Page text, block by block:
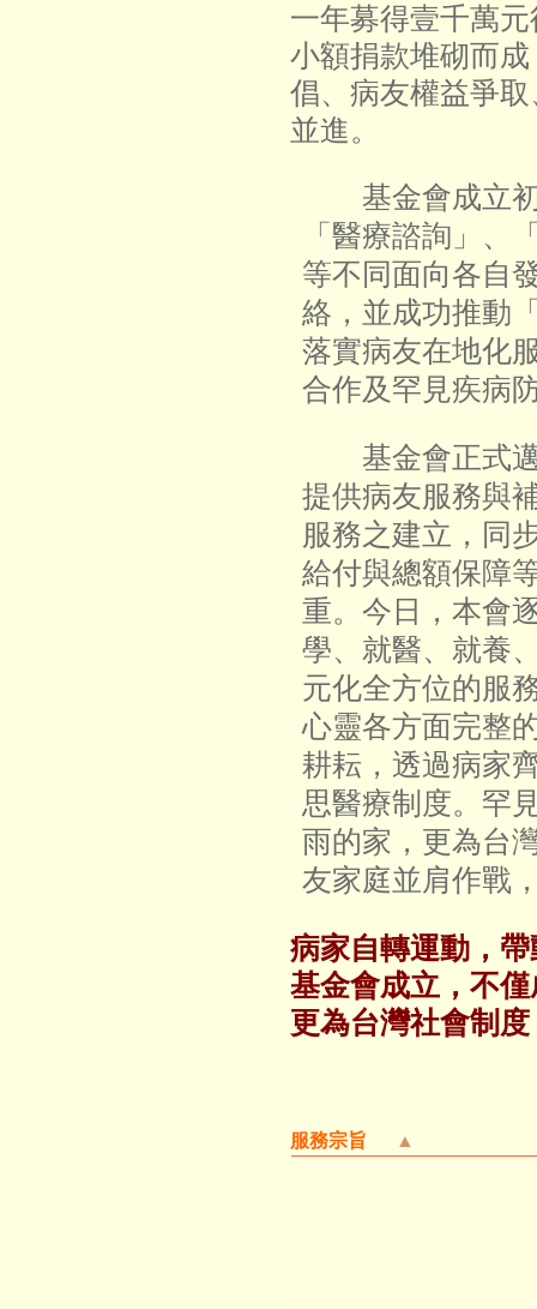
一年募得壹千萬
小額捐款堆砌而
倡、病友權益爭
並進。
基金會成立初
「醫療諮詢」、
等不同面向各自
絡，並成功推動
落實病友在地化
合作及罕見疾病
基金會正式邁
提供病友服務與
服務之建立，同
給付與總額保障
重。今日，本會
學、就醫、就養
元化全方位的服
心靈各方面完整
耕耘，透過病家
思醫療制度。罕
雨的家，更為台
友家庭並肩作戰
病家自轉運動，
基金會成立，不
更為台灣社會制
服務宗旨 ▲